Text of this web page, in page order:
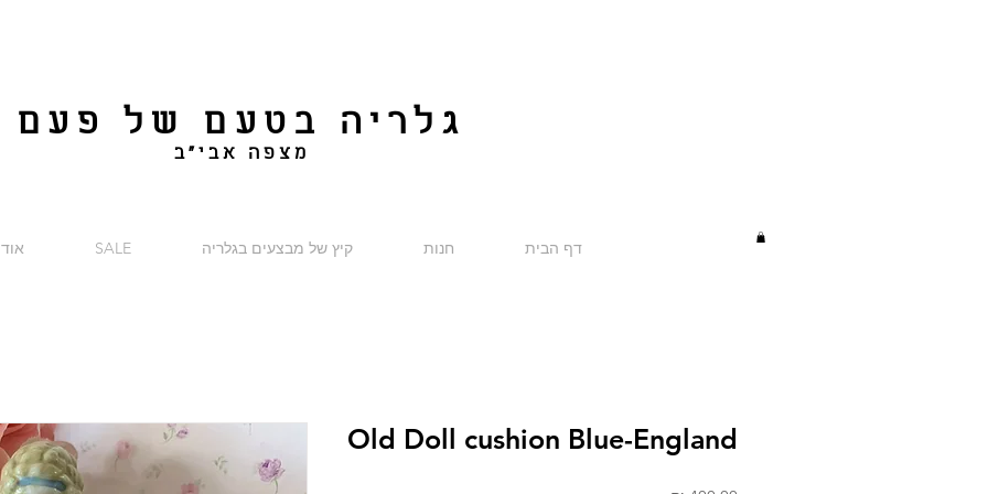
גלריה בטעם של פעם
מצפה אבי"ב
SALE קיץ של מבצעים בגלריה חנות דף הבית
Old Doll cushion Blue-England